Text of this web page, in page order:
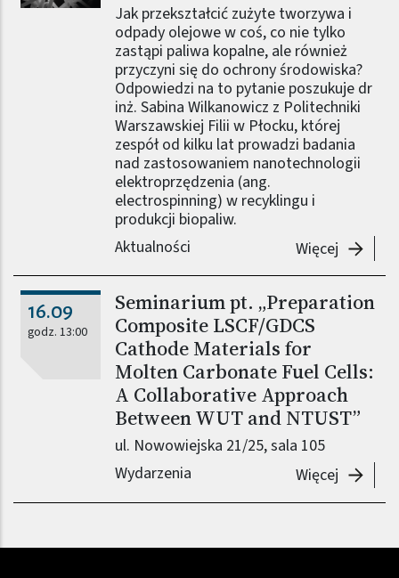
Jak przekształcić zużyte tworzywa i
odpady olejowe w coś, co nie tylko
zastąpi paliwa kopalne, ale również
przyczyni się do ochrony środowiska?
Odpowiedzi na to pytanie poszukuje dr
inż. Sabina Wilkanowicz z Politechniki
Warszawskiej Filii w Płocku, której
zespół od kilku lat prowadzi badania
nad zastosowaniem nanotechnologii
elektroprzędzenia (ang.
electrospinning) w recyklingu i
produkcji biopaliw.
Aktualności
Więcej
16.09
godz. 13:00
Seminarium pt. „Preparation
Composite LSCF/GDCS
Cathode Materials for
Molten Carbonate Fuel Cells:
A Collaborative Approach
Between WUT and NTUST”
ul. Nowowiejska 21/25, sala 105
Wydarzenia
Więcej